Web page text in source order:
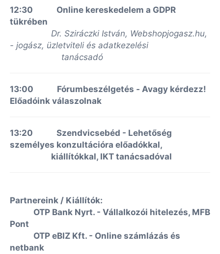
12:30 Online kereskedelem a GDPR
tükrében
Dr. Sziráczki István, Webshopjogasz.hu,
- jogász, üzletviteli és adatkezelési
tanácsadó
13:00 Fórumbeszélgetés - Avagy kérdezz!
Előadóink válaszolnak
13:20 Szendvicsebéd - Lehetőség
személyes konzultációra előadókkal,
kiállítókkal, IKT tanácsadóval
Partnereink / Kiállítók:
OTP Bank Nyrt. - Vállalkozói hitelezés, MFB
Pont
OTP eBIZ Kft. - Online számlázás és
netbank